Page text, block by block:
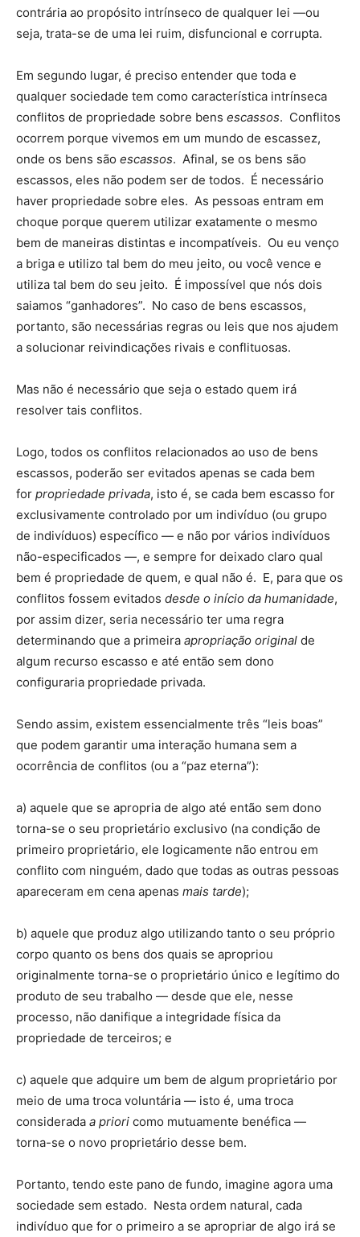
contrária ao propósito intrínseco de qualquer lei —ou
seja, trata-se de uma lei ruim, disfuncional e corrupta.
Em segundo lugar, é preciso entender que toda e
qualquer sociedade tem como característica intrínseca
conflitos de propriedade sobre bens escassos. Conflitos
ocorrem porque vivemos em um mundo de escassez,
onde os bens são escassos. Afinal, se os bens são
escassos, eles não podem ser de todos. É necessário
haver propriedade sobre eles. As pessoas entram em
choque porque querem utilizar exatamente o mesmo
bem de maneiras distintas e incompatíveis. Ou eu venço
a briga e utilizo tal bem do meu jeito, ou você vence e
utiliza tal bem do seu jeito. É impossível que nós dois
saiamos “ganhadores”. No caso de bens escassos,
portanto, são necessárias regras ou leis que nos ajudem
a solucionar reivindicações rivais e conflituosas.
Mas não é necessário que seja o estado quem irá
resolver tais conflitos.
Logo, todos os conflitos relacionados ao uso de bens
escassos, poderão ser evitados apenas se cada bem
for propriedade privada, isto é, se cada bem escasso for
exclusivamente controlado por um indivíduo (ou grupo
de indivíduos) específico — e não por vários indivíduos
não-especificados —, e sempre for deixado claro qual
bem é propriedade de quem, e qual não é. E, para que os
conflitos fossem evitados desde o início da humanidade,
por assim dizer, seria necessário ter uma regra
determinando que a primeira apropriação original de
algum recurso escasso e até então sem dono
configuraria propriedade privada.
Sendo assim, existem essencialmente três “leis boas”
que podem garantir uma interação humana sem a
ocorrência de conflitos (ou a “paz eterna”):
a) aquele que se apropria de algo até então sem dono
torna-se o seu proprietário exclusivo (na condição de
primeiro proprietário, ele logicamente não entrou em
conflito com ninguém, dado que todas as outras pessoas
apareceram em cena apenas mais tarde);
b) aquele que produz algo utilizando tanto o seu próprio
corpo quanto os bens dos quais se apropriou
originalmente torna-se o proprietário único e legítimo do
produto de seu trabalho — desde que ele, nesse
processo, não danifique a integridade física da
propriedade de terceiros; e
c) aquele que adquire um bem de algum proprietário por
meio de uma troca voluntária — isto é, uma troca
considerada a priori como mutuamente benéfica —
torna-se o novo proprietário desse bem.
Portanto, tendo este pano de fundo, imagine agora uma
sociedade sem estado. Nesta ordem natural, cada
indivíduo que for o primeiro a se apropriar de algo irá se